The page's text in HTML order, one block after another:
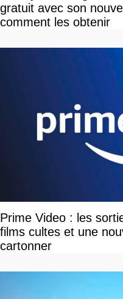
gratuit avec son
comment les obtenir
Prime Video : les
films cultes et une
cartonner